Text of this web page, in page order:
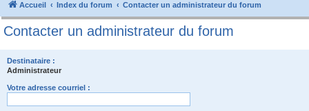
Accueil Index du forum Contacter un administrateur du forum
Contacter un administrateur du forum
Destinataire :
Administrateur
Votre adresse courriel :